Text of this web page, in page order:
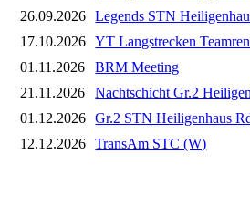
26.09.2026
Legends STN
17.10.2026
YT Langstrecken
01.11.2026
BRM Meeting
21.11.2026
Nachtschicht Gr.2
01.12.2026
Gr.2 STN Heiligenhaus
12.12.2026
TransAm STC (W)